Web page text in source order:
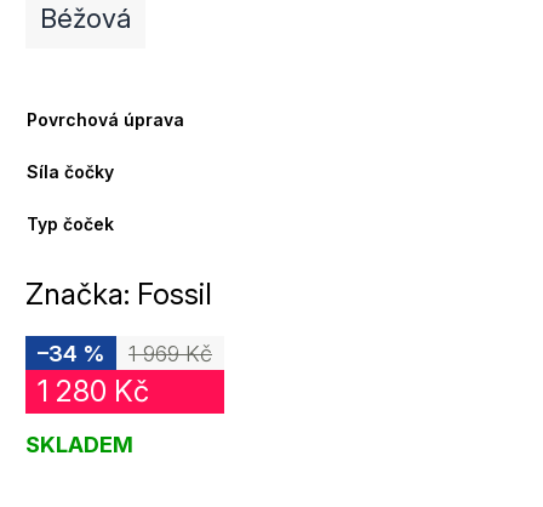
Béžová
Povrchová úprava
Síla čočky
Typ čoček
Značka: Fossil
1 969 Kč
–34 %
1 280 Kč
SKLADEM